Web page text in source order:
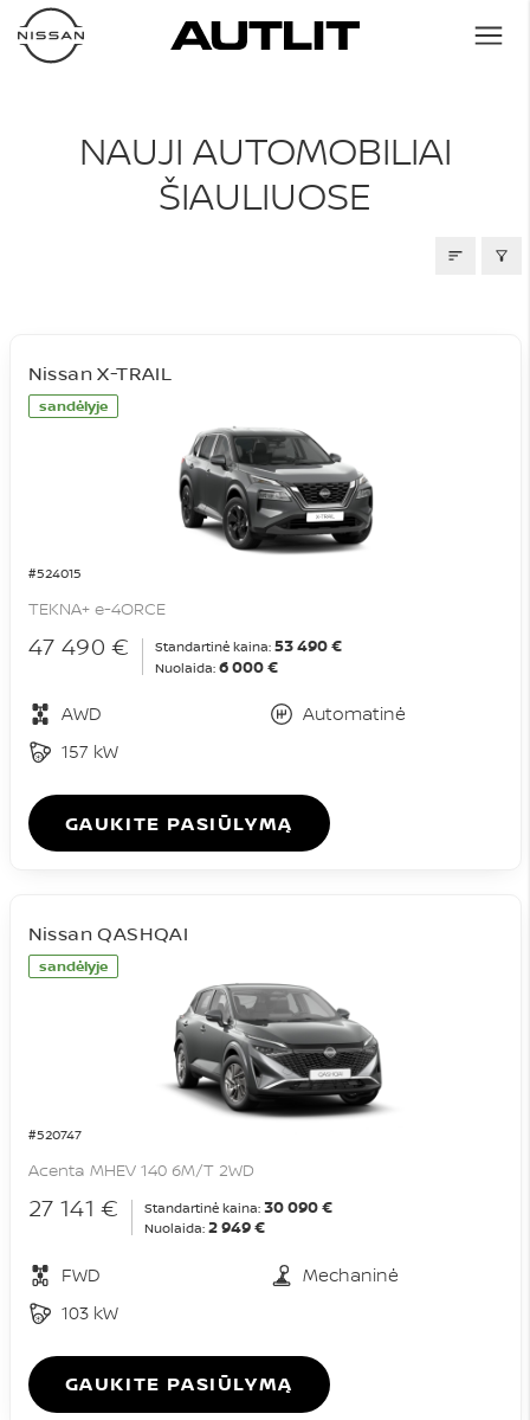
NAUJI AUTOMOBILIAI
NAUJI AUTOMOBILIAI
ŠIAULIUOSE
sandėlyje
#524015
Nissan X-TRAIL
TEKNA+ e-4ORCE
47 490 € Standartinė kaina: 53 490 €
Nuolaida: 6 000 €
AWD
Automatinė
157 kW
GAUKITE PASIŪLYMĄ
sandėlyje
#520747
Nissan QASHQAI
Acenta MHEV 140 6M/T 2WD
27 141 € Standartinė kaina: 30 090 €
Nuolaida: 2 949 €
FWD
Mechaninė
103 kW
GAUKITE PASIŪLYMĄ